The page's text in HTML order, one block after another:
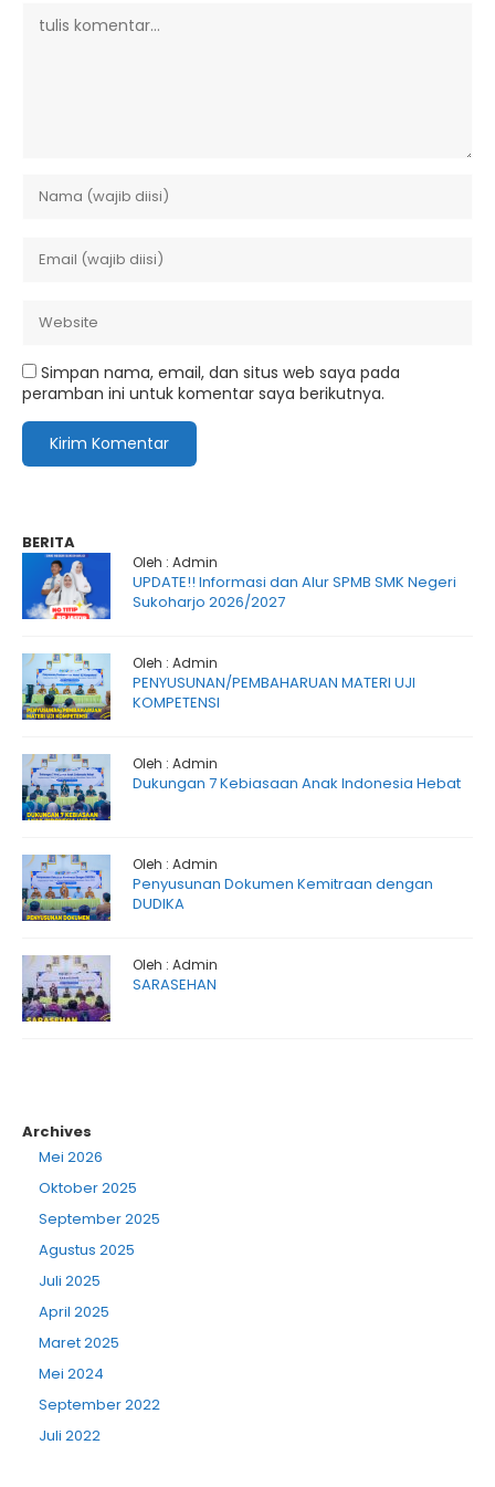
Simpan nama, email, dan situs web saya pada
peramban ini untuk komentar saya berikutnya.
BERITA
Oleh : Admin
UPDATE!! Informasi dan Alur SPMB SMK Negeri
Sukoharjo 2026/2027
Oleh : Admin
PENYUSUNAN/PEMBAHARUAN MATERI UJI
KOMPETENSI
Oleh : Admin
Dukungan 7 Kebiasaan Anak Indonesia Hebat
Oleh : Admin
Penyusunan Dokumen Kemitraan dengan
DUDIKA
Oleh : Admin
SARASEHAN
Archives
Mei 2026
Oktober 2025
September 2025
Agustus 2025
Juli 2025
April 2025
Maret 2025
Mei 2024
September 2022
Juli 2022